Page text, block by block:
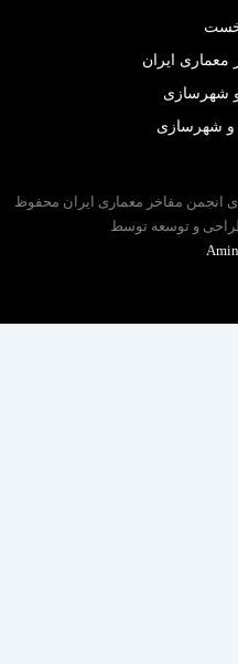
ایران
مفاخر معماری ایران محفوظ